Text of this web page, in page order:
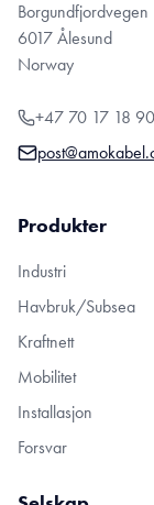
Borgundfjordvegen
6017 Ålesund
Norway
+47 70 17 18 90
Produkter
Industri
Havbruk/Subsea
Kraftnett
Mobilitet
Installasjon
Forsvar